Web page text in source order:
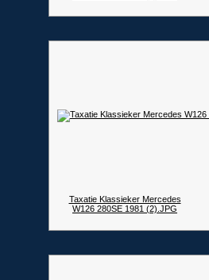
Taxatie Klassieker Mercedes
W126 280SE 1981 (2).JPG